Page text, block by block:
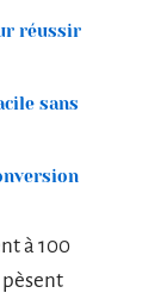
réussir
sans
à 100